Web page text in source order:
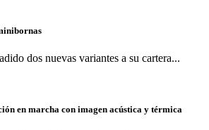
dos nuevas variantes a su cartera...
en marcha con imagen acústica y térmica